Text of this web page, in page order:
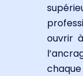
ouvrir